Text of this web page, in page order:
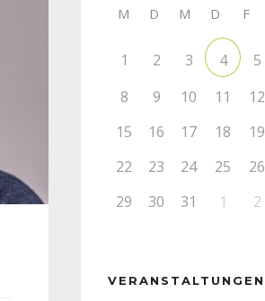
M D M D F
1 2 3 4 5
8
9 10 11 12
15
16 17 18 19
22
23 24 25 26
29
30 31 1 2
VERANSTALTUNGEN